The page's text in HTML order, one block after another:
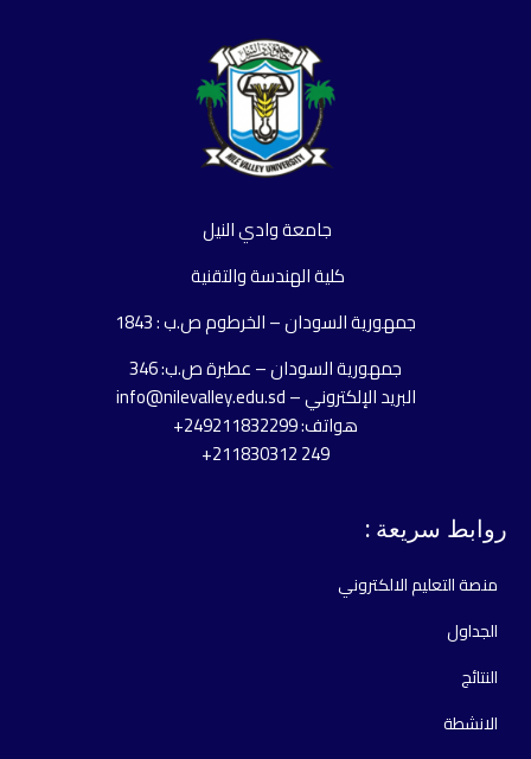
جامعة وادي النيل
كلية الهندسة والتقنية
جمهورية السودان – الخرطوم ص.ب : 1843
جمهورية السودان – عطبرة ص.ب: 346
البريد الإلكتروني – info@nilevalley.edu.sd
هواتف: 249211832299+
249 211830312+
روابط سريعة :
منصة التعليم الالكتروني
الجداول
النتائج
الانشطة